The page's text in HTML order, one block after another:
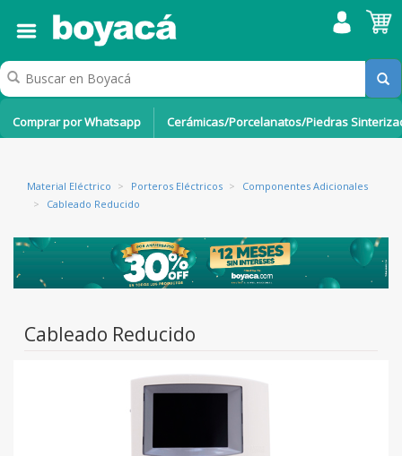
Comprar por Whatsapp Cerámicas/Porcelanatos/Piedras
Material Eléctrico > Porteros Eléctricos >
Componentes Adicionales
>
Cableado Reducido
Cableado Reducido